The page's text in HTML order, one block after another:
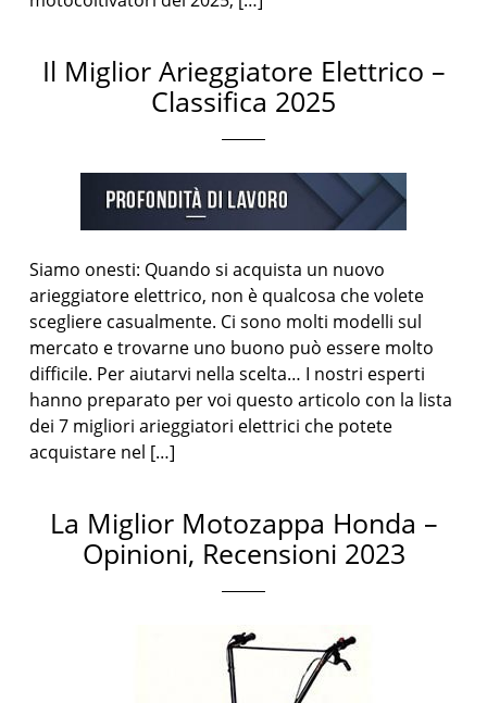
Il Miglior Arieggiatore Elettrico –
Classifica 2025
Siamo onesti: Quando si acquista un nuovo
arieggiatore elettrico, non è qualcosa che volete
scegliere casualmente. Ci sono molti modelli sul
mercato e trovarne uno buono può essere molto
difficile. Per aiutarvi nella scelta… I nostri esperti
hanno preparato per voi questo articolo con la lista
dei 7 migliori arieggiatori elettrici che potete
acquistare nel […]
La Miglior Motozappa Honda –
Opinioni, Recensioni 2023